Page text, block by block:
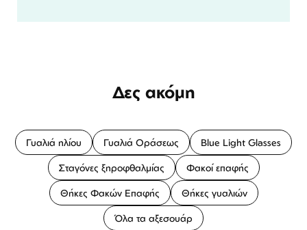
Δες ακόμη
Γυαλιά ηλίου Γυαλιά Οράσεως Blue Light Glasses
Σταγόνες ξηροφθαλμίας Φακοί επαφής
Θήκες Φακών Επαφής Θήκες γυαλιών
Όλα τα αξεσουάρ